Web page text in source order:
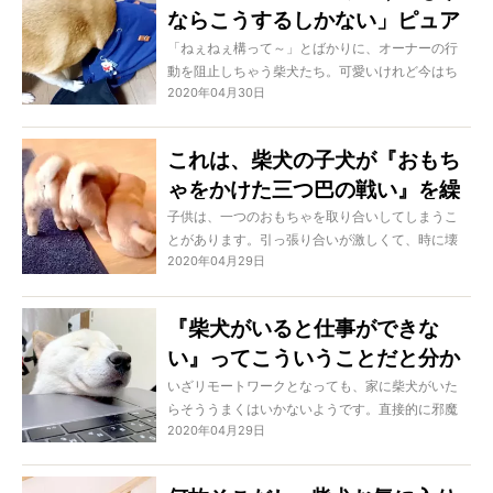
ならこうするしかない」ピュア
な反抗で飼い主に訴える柴犬
が、可愛いったらもう…
「ねぇねぇ構って～」とばかりに、オーナーの行
動を阻止しちゃう柴犬たち。可愛いけれど今はち
ょっと困る…なんて思うシーンもたくさんあります
い、むしろ可愛い…というジレンマに陥るのです。
2020年04月30日
これは、柴犬の子犬が『おもち
ゃをかけた三つ巴の戦い』を繰
り広げている、単なる悶絶シー
ンです。【動画】
子供は、一つのおもちゃを取り合いしてしまうこ
とがあります。引っ張り合いが激しくて、時に壊
してしまうことなんかも。そんな光景は犬にも見
の戦いをご覧ください。終始『可愛い』が全力で
ぶつかり合っていますよ！
2020年04月29日
『柴犬がいると仕事ができな
い』ってこういうことだと分か
る写真、4選【うらやま】
いざリモートワークとなっても、家に柴犬がいた
らそううまくはいかないようです。直接的に邪魔
をしにくる子、可愛さを武器に集中力を奪いにく
2020年04月29日